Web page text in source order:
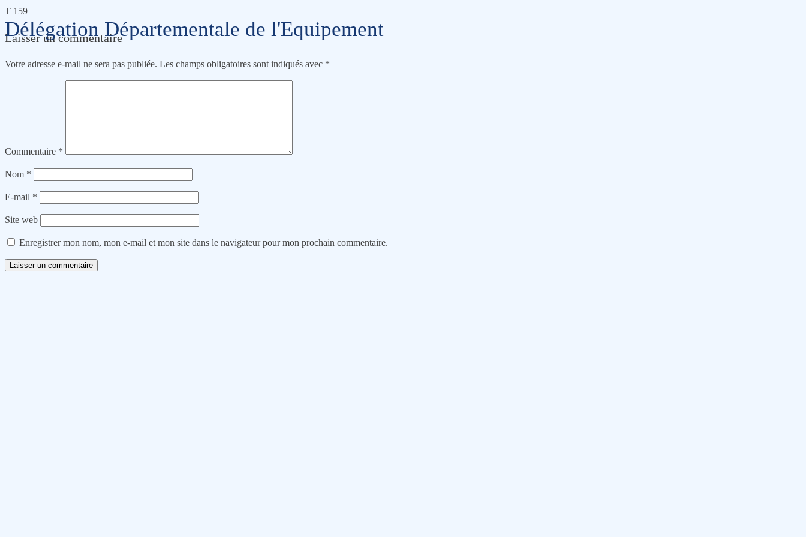
Délégation Départementale de l'Equipement
T 159
Laisser un commentaire
Votre adresse e-mail ne sera pas publiée. Les champs obligatoires sont indiqués avec *
Commentaire *
Nom *
E-mail *
Site web
Enregistrer mon nom, mon e-mail et mon site dans le navigateur pour mon prochain commentaire.